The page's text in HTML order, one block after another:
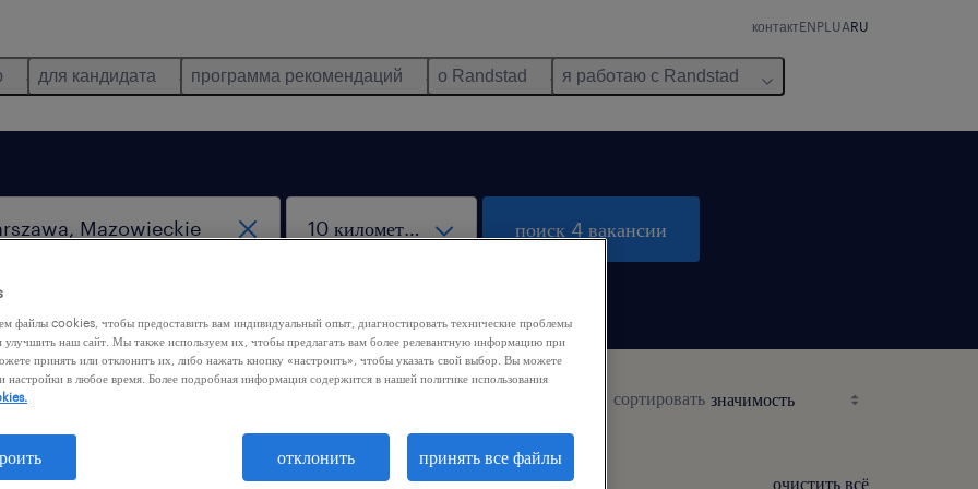
контактENPL UARU
для кандидата программа рекомендаций о Randstad я работаю с Randstad
работа
поиск 4 вакансии
Mazowieckie сортировать
виды работ очистить всё
файлы cookies, чтобы предоставить вам индивидуальный опыт, диагностировать технические проблемы
наш сайт. Мы также используем их, чтобы предлагать вам более релевантную информацию при
принять или отклонить их, либо нажать кнопку «настроить», чтобы указать свой выбор. Вы можете
настройки в любое время. Более подробная информация содержится в нашей политике использования
отклонить принять все файлы